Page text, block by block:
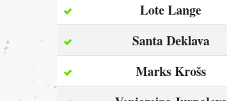
Lote Lange
Santa Deklava
Marks Krošs